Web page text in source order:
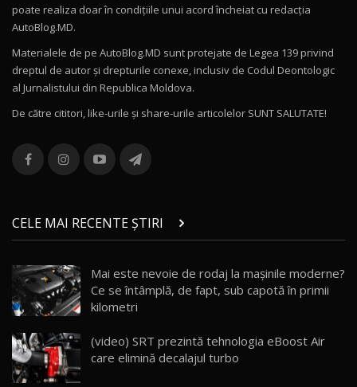
11
Noul Volvo ES90 / Test Drive AutoBlog.MD
12
Noul MG HS / Test Drive AutoBlog.MD
16:48
13
combină aventura cu luxul / AutoBlog.MD
36:08
chinez care face lumea să se întoarcă după el
/ AutoBlog.MD
17:27
15 14:37
16
AutoBlogMD
13:10
poate realiza doar în condițiile unui acord încheiat cu redacţia
AutoBlog.MD.
Materialele de pe AutoBlog.MD sunt protejate de Legea 139 privind
dreptul de autor și drepturile conexe, inclusiv de Codul Deontologic
al Jurnalistului din Republica Moldova.
De către cititori, like-urile şi share-urile articolelor SUNT SALUTATE!
CELE MAI RECENTE ȘTIRI
Mai este nevoie de rodaj la mașinile moderne?
Ce se întâmplă, de fapt, sub capotă în primii
kilometri
(video) SRT prezintă tehnologia eBoost Air
care elimină decalajul turbo